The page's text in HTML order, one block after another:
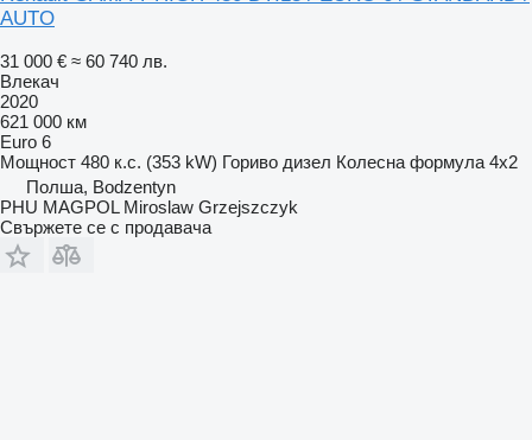
AUTO
31 000 € ≈ 60 740 лв.
Влекач
2020
621 000 км
Euro 6
Мощност 480 к.с. (353 kW) Гориво дизел Колесна формула 4x2
Полша, Bodzentyn
PHU MAGPOL Miroslaw Grzejszczyk
Свържете се с продавача